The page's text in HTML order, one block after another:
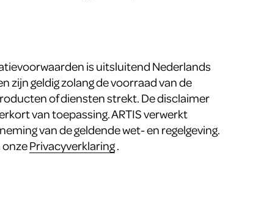
is uitsluitend Nederlands
zijn geldig zolang de voorraad van de
of diensten strekt. De disclaimer
van toepassing. ARTIS verwerkt
van de geldende wet- en regelgeving.
onzePrivacyverklaring.